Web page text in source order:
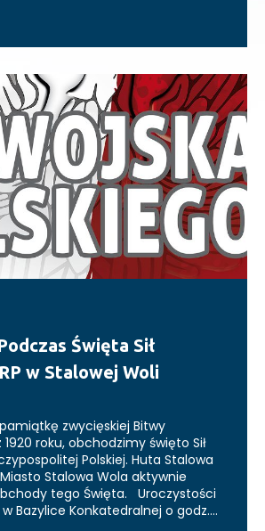
Święta Sił
w Stalowej Woli
zwycięskiej Bitwy
1920 roku, obchodzimy święto Sił
Polskiej. Huta Stalowa
Stalowa Wola aktywnie
tego Święta. Uroczystości
Bazylice Konkatedralnej o godz.…